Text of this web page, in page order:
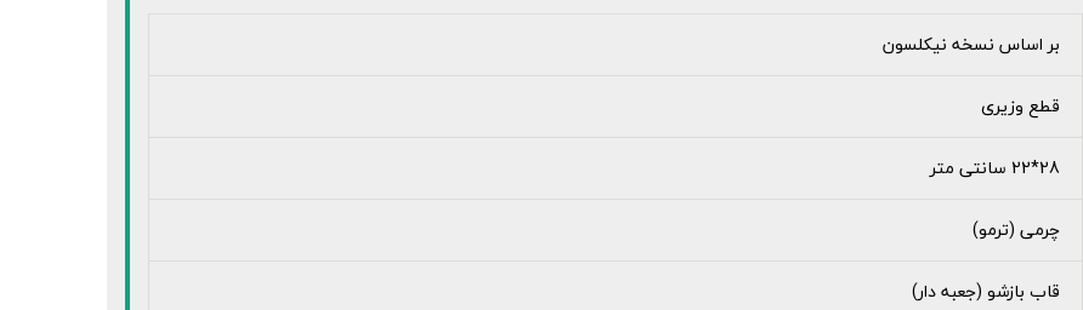
بر اساس نسخه نیکلسون
قطع وزیری
28*22 سانتی متر
چرمی (ترمو)
قاب بازشو (جعبه دار)